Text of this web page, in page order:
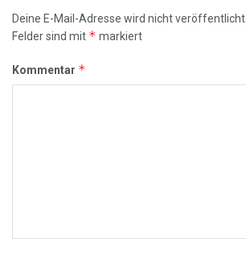
Deine E-Mail-Adresse wird nicht veröffentlicht.
Felder sind mit * markiert
Kommentar *